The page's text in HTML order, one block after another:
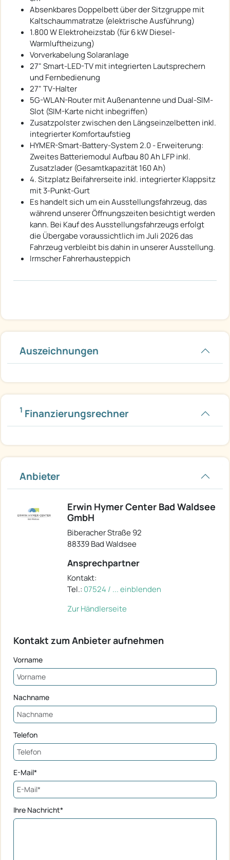
Absenkbares Doppelbett über der Sitzgruppe mit
Kaltschaummatratze (elektrische Ausführung)
1.800 W Elektroheizstab (für 6 kW Diesel-
Warmluftheizung)
Vorverkabelung Solaranlage
27" Smart-LED-TV mit integrierten Lautsprechern
und Fernbedienung
27" TV-Halter
5G-WLAN-Router mit Außenantenne und Dual-SIM-
Slot (SIM-Karte nicht inbegriffen)
Zusatzpolster zwischen den Längseinzelbetten inkl.
integrierter Komfortaufstieg
HYMER-Smart-Battery-System 2.0 - Erweiterung:
Zweites Batteriemodul Aufbau 80 Ah LFP inkl.
Zusatzlader (Gesamtkapazität 160 Ah)
4. Sitzplatz Beifahrerseite inkl. integrierter Klappsitz
mit 3-Punkt-Gurt
Es handelt sich um ein Ausstellungsfahrzeug, das
während unserer Öffnungszeiten besichtigt werden
kann. Bei Kauf des Ausstellungsfahrzeugs erfolgt
die Übergabe voraussichtlich im Juli 2026 das
Fahrzeug verbleibt bis dahin in unserer Ausstellung.
Irmscher Fahrerhausteppich
Auszeichnungen
1 Finanzierungsrechner
Anbieter
Erwin Hymer Center Bad Waldsee
GmbH
Biberacher Straße 92
88339 Bad Waldsee
Ansprechpartner
Kontakt:
Tel.: 07524 / ... einblenden
Zur Händlerseite
Kontakt zum Anbieter aufnehmen
Vorname
Nachname
Telefon
E-Mail*
Ihre Nachricht*